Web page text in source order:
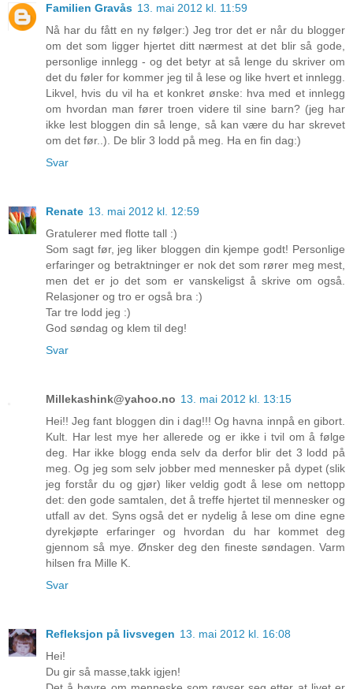
Familien Gravås 13. mai 2012 kl. 11:59
Nå har du fått en ny følger:) Jeg tror det er når du blogger
om det som ligger hjertet ditt nærmest at det blir så gode,
personlige innlegg - og det betyr at så lenge du skriver om
det du føler for kommer jeg til å lese og like hvert et innlegg.
Likvel, hvis du vil ha et konkret ønske: hva med et innlegg
om hvordan man fører troen videre til sine barn? (jeg har
ikke lest bloggen din så lenge, så kan være du har skrevet
om det før..). De blir 3 lodd på meg. Ha en fin dag:)
Svar
Renate 13. mai 2012 kl. 12:59
Gratulerer med flotte tall :)
Som sagt før, jeg liker bloggen din kjempe godt! Personlige
erfaringer og betraktninger er nok det som rører meg mest,
men det er jo det som er vanskeligst å skrive om også.
Relasjoner og tro er også bra :)
Tar tre lodd jeg :)
God søndag og klem til deg!
Svar
Millekashink@yahoo.no 13. mai 2012 kl. 13:15
Hei!! Jeg fant bloggen din i dag!!! Og havna innpå en gibort.
Kult. Har lest mye her allerede og er ikke i tvil om å følge
deg. Har ikke blogg enda selv da derfor blir det 3 lodd på
meg. Og jeg som selv jobber med mennesker på dypet (slik
jeg forstår du og gjør) liker veldig godt å lese om nettopp
det: den gode samtalen, det å treffe hjertet til mennesker og
utfall av det. Syns også det er nydelig å lese om dine egne
dyrekjøpte erfaringer og hvordan du har kommet deg
gjennom så mye. Ønsker deg den fineste søndagen. Varm
hilsen fra Mille K.
Svar
Refleksjon på livsvegen 13. mai 2012 kl. 16:08
Hei!
Du gir så masse,takk igjen!